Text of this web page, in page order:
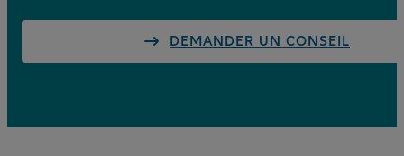
DEMANDER UN CONSEIL